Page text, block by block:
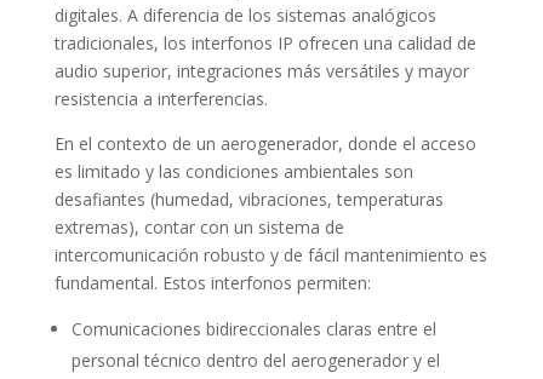
digitales. A diferencia de los sistemas analógicos
tradicionales, los interfonos IP ofrecen una calidad de
audio superior, integraciones más versátiles y mayor
resistencia a interferencias.
En el contexto de un aerogenerador, donde el acceso
es limitado y las condiciones ambientales son
desafiantes (humedad, vibraciones, temperaturas
extremas), contar con un sistema de
intercomunicación robusto y de fácil mantenimiento es
fundamental. Estos interfonos permiten:
Comunicaciones bidireccionales claras entre el
personal técnico dentro del aerogenerador y el